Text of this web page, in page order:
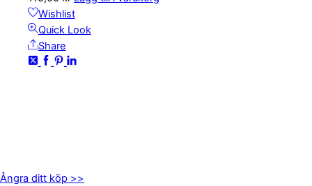
Wishlist
Quick Look
Share
Ångra ditt köp >>